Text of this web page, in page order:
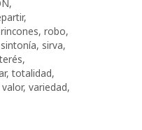
,
,
rincones, robo,
sintonía, sirva,
,
,totalidad,
valor, variedad,